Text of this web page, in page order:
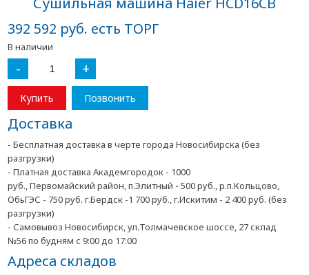
392 592 руб. есть ТОРГ
В наличии
- +
Купить Позвонить
Доставка
- Бесплатная доставка в черте города Новосибирска (без
разгрузки)
- Платная доставка Академгородок - 1000
руб., Первомайский район, п.Элитный - 500 руб., р.п.Кольцово,
ОбьГЭС - 750 руб. г.Бердск -1 700 руб., г.Искитим - 2 400 руб. (без
разгрузки)
- Самовывоз Новосибирск, ул.Толмачевское шоссе, 27 склад
№56 по будням с 9:00 до 17:00
Адреса складов